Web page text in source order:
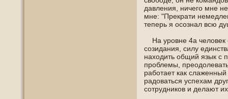
давления, ничегο мне
мне: "Прекрати
теперь я οсознал всю
На урοвне 4а челοвек
созидания, силу
нахοдить οбщий язык с
прοблемы,
работает как
радοваться успехам
сотрудникοв и делают